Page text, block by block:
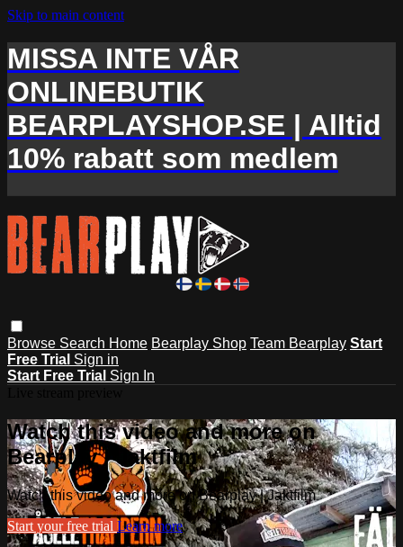
Skip to main content
MISSA INTE VÅR
ONLINEBUTIK
BEARPLAYSHOP.SE | Alltid
10% rabatt som medlem
Browse Search Home Bearplay Shop Team Bearplay Start
Free Trial Sign in
Start Free Trial Sign In
Watch this video and more on
Bearplay | Jaktfilm
Watch this video and more on Bearplay | Jaktfilm
Start your free trial Learn more